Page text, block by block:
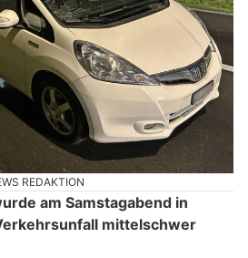
REDAKTION
am Samstagabend in
mittelschwer